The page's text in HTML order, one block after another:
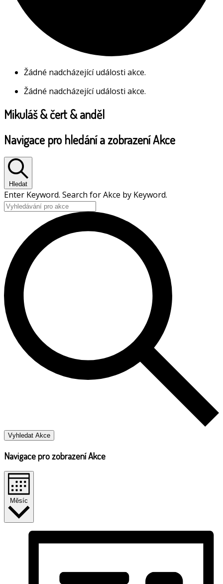
Žádné nadcházející události akce.
Žádné nadcházející události akce.
Mikuláš & čert & anděl
Navigace pro hledání a zobrazení Akce
Hledat
Enter Keyword. Search for Akce by Keyword.
Vyhledat Akce
Navigace pro zobrazení Akce
Měsíc